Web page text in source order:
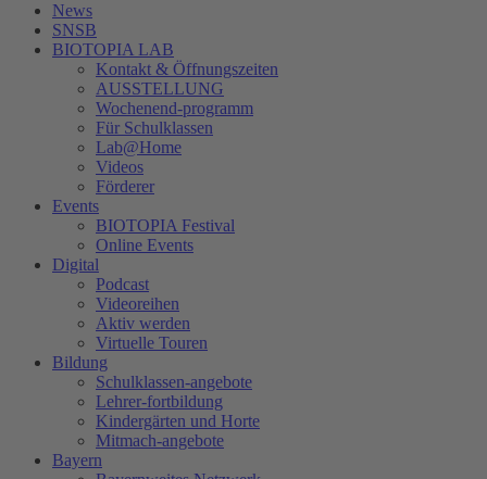
News
SNSB
BIOTOPIA LAB
Kontakt & Öffnungszeiten
AUSSTELLUNG
Wochenend-programm
Für Schulklassen
Lab@Home
Videos
Förderer
Events
BIOTOPIA Festival
Online Events
Digital
Podcast
Videoreihen
Aktiv werden
Virtuelle Touren
Bildung
Schulklassen-angebote
Lehrer-fortbildung
Kindergärten und Horte
Mitmach-angebote
Bayern